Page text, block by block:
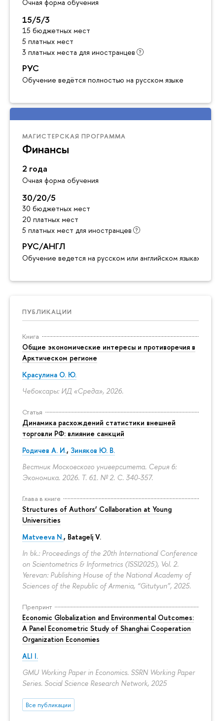
Очная форма обучения
15/5/3
15 бюджетных мест
5 платных мест
3 платных места для иностранцев
РУС
Обучение ведётся полностью на русском языке
МАГИСТЕРСКАЯ ПРОГРАММА
Финансы
2 года
Очная форма обучения
30/20/5
30 бюджетных мест
20 платных мест
5 платных мест для иностранцев
РУС/АНГЛ
Обучение ведется на русском или английском языках
ПУБЛИКАЦИИ
Книга
Общие экономические интересы и противоречия в
Арктическом регионе
Красулина О. Ю.
Чебоксары: ИД «Среда», 2026.
Статья
Динамика расхождений статистики внешней
торговли РФ: влияние санкций
Родичев А. И., Зиняков Ю. В.
Вестник Московского университета. Серия 6:
Экономика. 2026. Т. 61. № 2. С. 340-357.
Глава в книге
Structures of Authors’ Collaboration at Young
Universities
Matveeva N., Batagelj V.
In bk.: Proceedings of the 20th International Conference
on Scientometrics & Informetrics (ISSI2025), Vol. 2.
Yerevan: Publishing House of the National Academy of
Sciences of the Republic of Armenia, “Gitutyun”, 2025.
Препринт
Economic Globalization and Environmental Outcomes:
A Panel Econometric Study of Shanghai Cooperation
Organization Economies
ALI I.
GMU Working Paper in Economics. SSRN Working Paper
Series. Social Science Research Network, 2025
Все публикации